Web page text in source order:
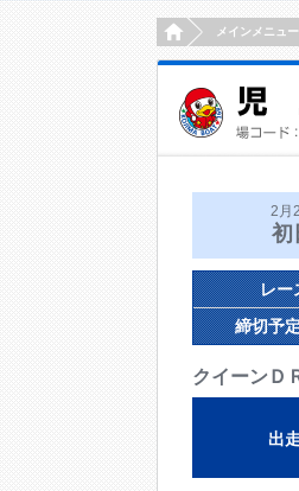
HOMEメインメニュー
2月
初
レー
締切予
クイーン
出